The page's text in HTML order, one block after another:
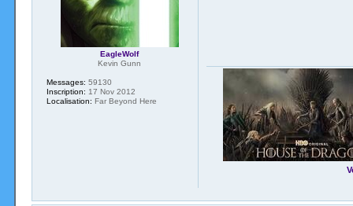
EagleWolf
Kevin Gunn
Messages: 59130
Inscription: 17 Nov 2012
Localisation: Far Beyond Here